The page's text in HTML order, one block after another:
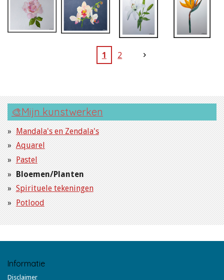
1 2
🎨Mijn kunstwerken
Mandala's en Zendala's
Aquarel
Pastel
Bloemen/Planten
Spirituele tekeningen
Potlood
Informatie
Disclaimer